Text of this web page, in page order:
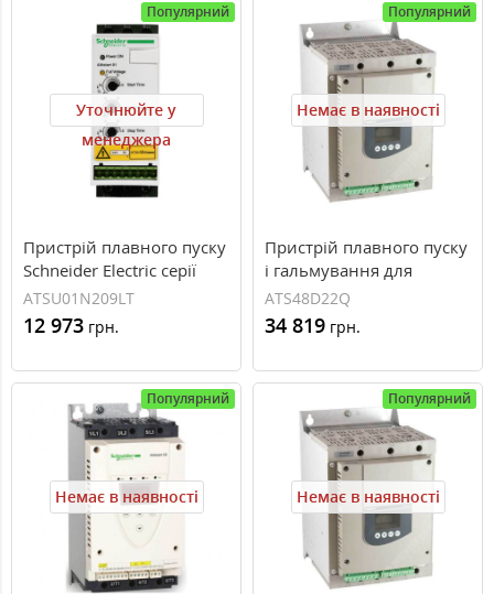
Популярний
Уточнюйте у
менеджера
Пристрій плавного пуску
Schneider Electric серії
Altistart ATSU01 9A 400В
(ATSU01N209LT)
ATSU01N209LT
12 973 грн.
Популярний
Немає в наявності
Пристрій плавного пуску
і гальмування для
асинхронного двигуна
11 кВт Schneider Electric
Altistart 48 ATS48D22Q
ATS48D22Q
34 819 грн.
Популярний
Немає в наявності
Популярний
Немає в наявності